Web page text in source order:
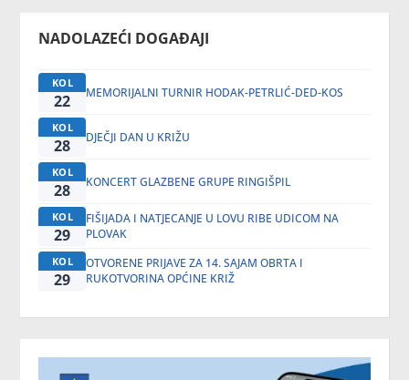
NADOLAZEĆI DOGAĐAJI
KOL
22 MEMORIJALNI TURNIR HODAK-PETRLIĆ-DED-KOS
KOL
28 DJEČJI DAN U KRIŽU
KOL
28 KONCERT GLAZBENE GRUPE RINGIŠPIL
KOL
29
FIŠIJADA I NATJECANJE U LOVU RIBE UDICOM NA
PLOVAK
KOL
29
OTVORENE PRIJAVE ZA 14. SAJAM OBRTA I
RUKOTVORINA OPĆINE KRIŽ